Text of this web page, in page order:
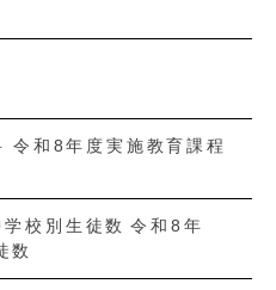
令和8年度実施教育課程
校別生徒数 令和8年
数